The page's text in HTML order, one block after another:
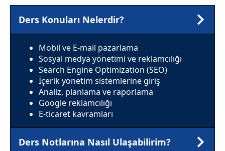
Ders Konuları Nelerdir?
Mobil ve E-mail pazarlama
Sosyal medya yönetimi ve reklamcılığı
Search Engine Optimization (SEO)
İçerik yönetim sistemlerine giriş
Analiz, planlama ve raporlama
Google reklamcılığı
E-ticaret kavramları
Ders Notlarına Nasıl Ulaşabilirim?